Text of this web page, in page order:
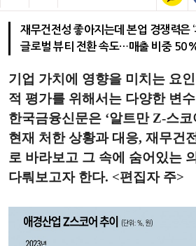
재무건전성 좋아지는데 본업 경쟁력은 ‘
글로벌 뷰티 전환 속도…매출 비중
기업 가치에 영향을 미치는 요
적 평가를 위해서는 다양한 변
한국금융신문은 ‘알트만 Z-스코
현재 처한 상황과 대응, 재무건
로 바라보고 그 속에 숨어있는
다뤄보고자 한다. <편집자 주>